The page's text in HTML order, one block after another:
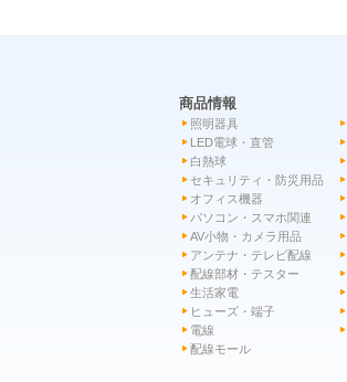
商品情報
照明器具
LED電球・直管
白熱球
セキュリティ・防災用品
オフィス機器
パソコン・スマホ関連
AV小物・カメラ用品
アンテナ・テレビ配線
配線部材・テスター
生活家電
ヒューズ・端子
電線
配線モール